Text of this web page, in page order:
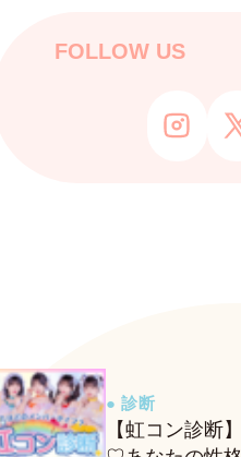
FOLLOW US
● 診断
【虹コン診断